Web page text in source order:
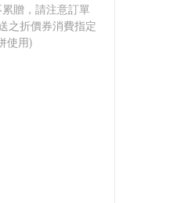
贈，請注意訂單
之折價券消費指定
使用)